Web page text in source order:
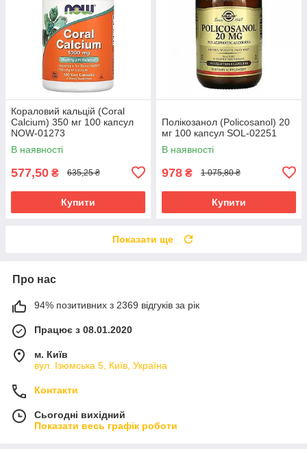
Кораловий кальцій (Coral
Calcium) 350 мг 100 капсул
NOW-01273
В наявності
577,50 ₴ 635,25 ₴
Купити
Полікозанол (Policosanol) 20
мг 100 капсул SOL-02251
В наявності
978 ₴ 1 075,80 ₴
Купити
Показати ще
Про нас
94% позитивних з 2369 відгуків за рік
Працює з 08.01.2020
м. Київ
вул. Ізюмська 5, Київ, Україна
Контакти
Сьогодні вихідний
Показати весь графік роботи